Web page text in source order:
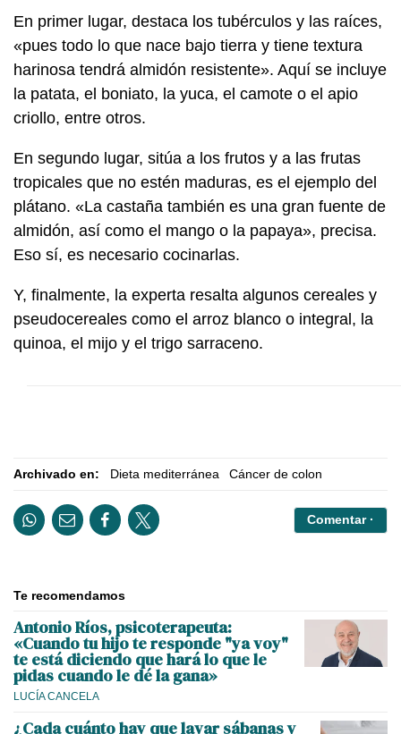
En primer lugar, destaca los tubérculos y las raíces,
«pues todo lo que nace bajo tierra y tiene textura
harinosa tendrá almidón resistente». Aquí se incluye
la patata, el boniato, la yuca, el camote o el apio
criollo, entre otros.
En segundo lugar, sitúa a los frutos y a las frutas
tropicales que no estén maduras, es el ejemplo del
plátano. «La castaña también es una gran fuente de
almidón, así como el mango o la papaya», precisa.
Eso sí, es necesario cocinarlas.
Y, finalmente, la experta resalta algunos cereales y
pseudocereales como el arroz blanco o integral, la
quinoa, el mijo y el trigo sarraceno.
Archivado en: Dieta mediterránea Cáncer de colon
Comentar ·
Te recomendamos
Antonio Ríos, psicoterapeuta:
«Cuando tu hijo te responde "ya voy"
te está diciendo que hará lo que le
pidas cuando le dé la gana»
LUCÍA CANCELA
¿Cada cuánto hay que lavar sábanas y